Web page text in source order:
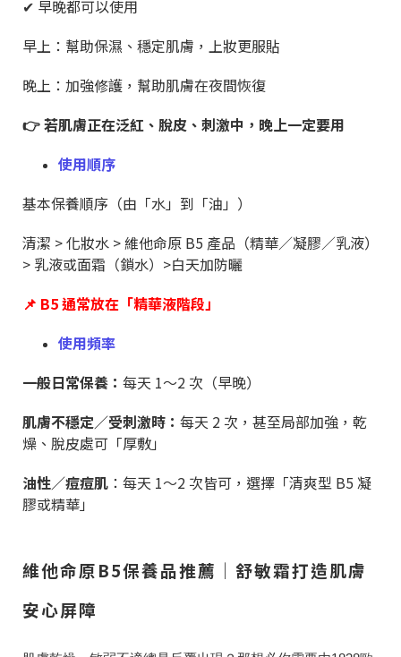
✔ 早晚都可以使用
早上：幫助保濕、穩定肌膚，上妝更服貼
晚上：加強修護，幫助肌膚在夜間恢復
👉 若肌膚正在泛紅、脫皮、刺激中，晚上一定要用
使用順序
基本保養順序（由「水」到「油」）
清潔 > 化妝水 > 維他命原 B5 產品（精華／凝膠／乳液）
> 乳液或面霜（鎖水）>白天加防曬
📌 B5 通常放在「精華液階段」
使用頻率
一般日常保養： 每天 1～2 次（早晚）
肌膚不穩定／受刺激時： 每天 2 次，甚至局部加強，乾
燥、脫皮處可「厚敷」
油性／痘痘肌 ：每天 1～2 次皆可，選擇「清爽型 B5 凝
膠或精華」
維他命原B5保養品推薦｜舒敏霜打造肌膚
安心屏障